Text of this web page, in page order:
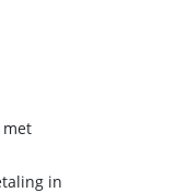
met
in